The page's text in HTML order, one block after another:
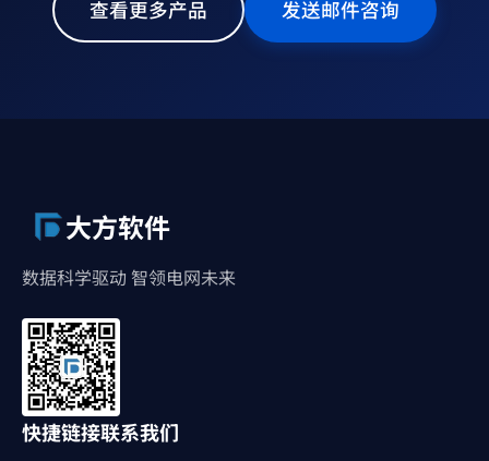
查看更多产品 发送邮件咨询
大方软件
数据科学驱动 智领电网未来
快捷链接联系我们